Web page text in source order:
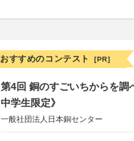
おすすめのコンテスト [PR]
第4回 銅のすごいちからを調
中学生限定》
一般社団法人日本銅センター